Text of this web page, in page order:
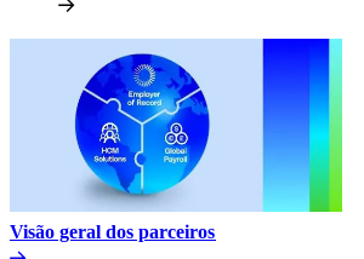
Visão geral dos parceiros​​